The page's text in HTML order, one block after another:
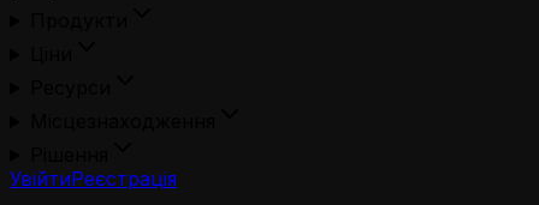
УвійтиРеєстрація